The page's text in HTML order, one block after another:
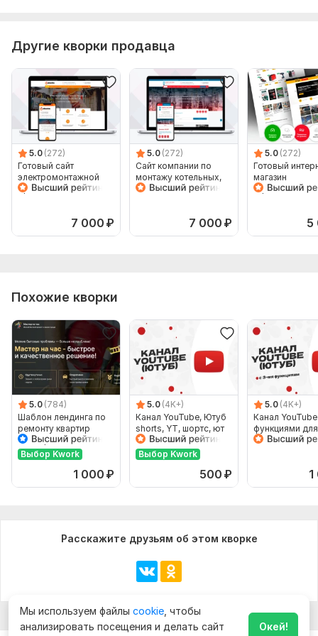
Другие кворки продавца
5.0 (272)
Готовый сайт
электромонтажной
организации с
7 000 ₽
5.0 (272)
Сайт компании по
монтажу котельных,
систем отопления,
7 000 ₽
5.0 (272)
Готовый
магазин
строительного
5
Похожие кворки
5.0 (784)
Шаблон лендинга по
ремонту квартир
Мастер на час
Выбор Kwork
1 000 ₽
5.0 (4K+)
Канал YouTube, Ютуб
shorts, YT, шортс, ют
Выбор Kwork
500 ₽
5.0 (4K+)
Канал
функциями для
монетизации,
Расскажите друзьям об этом кворке
Мы используем файлы cookie , чтобы
анализировать посещения и делать сайт
Окей!